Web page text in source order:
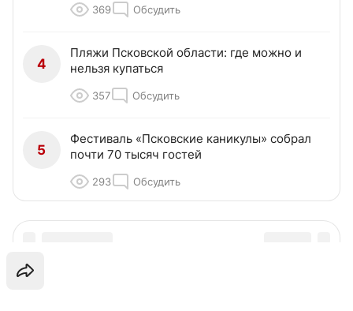
369 Обсудить
4
Пляжи Псковской области: где можно и
нельзя купаться
357 Обсудить
5
Фестиваль «Псковские каникулы» собрал
почти 70 тысяч гостей
293 Обсудить